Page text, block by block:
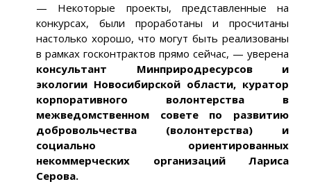
— Некоторые проекты, представленные на
конкурсах, были проработаны и просчитаны
настолько хорошо, что могут быть реализованы
в рамках госконтрактов прямо сейчас, — уверена
консультант Минприродресурсов и
экологии Новосибирской области, куратор
корпоративного волонтерства в
межведомственном совете по развитию
добровольчества (волонтерства) и
социально ориентированных
некоммерческих организаций Лариса
Серова.